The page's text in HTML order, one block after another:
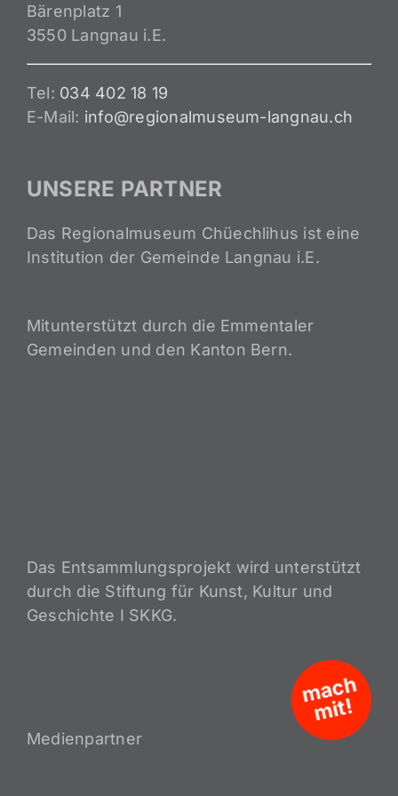
m
a
c
h
mit!
Bärenplatz 1
3550 Langnau i.E.
Tel: 034 402 18 19
E-Mail: info@regionalmuseum-langnau.ch
UNSERE PARTNER
Das Regionalmuseum Chüechlihus ist eine
Institution der Gemeinde Langnau i.E.
Mitunterstützt durch die Emmentaler
Gemeinden und den Kanton Bern.
Das Entsammlungsprojekt wird unterstützt
durch die Stiftung für Kunst, Kultur und
Geschichte I SKKG.
Medienpartner